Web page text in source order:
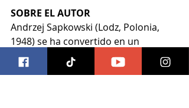
SOBRE EL AUTOR
Andrzej Sapkowski (Lodz, Polonia,
1948) se ha convertido en un
fenómeno de masas gracias a la
Saga de Geralt de Rivia, una obra